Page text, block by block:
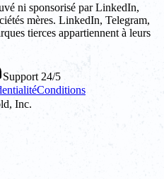
ni sponsorisé par LinkedIn,
mères. LinkedIn, Telegram,
tierces appartiennent à leurs
Support 24/5
Conditions
Inc.